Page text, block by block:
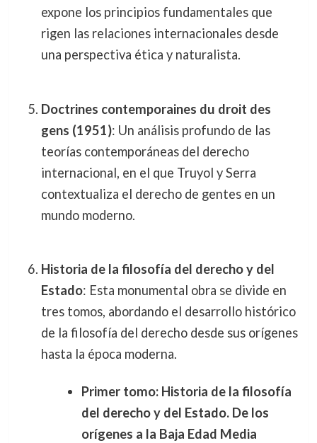
expone los principios fundamentales que
rigen las relaciones internacionales desde
una perspectiva ética y naturalista.
Doctrines contemporaines du droit des
gens (1951): Un análisis profundo de las
teorías contemporáneas del derecho
internacional, en el que Truyol y Serra
contextualiza el derecho de gentes en un
mundo moderno.
Historia de la filosofía del derecho y del
Estado: Esta monumental obra se divide en
tres tomos, abordando el desarrollo histórico
de la filosofía del derecho desde sus orígenes
hasta la época moderna.
Primer tomo: Historia de la filosofía
del derecho y del Estado. De los
orígenes a la Baja Edad Media